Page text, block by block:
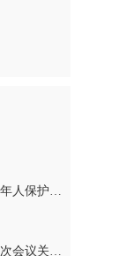
湖南省实施《中华人民共和国未成年人保护法》若干规定
湖南省第十四届人民代表大会第二次会议关于湖南省人民代表大会常务委员会工作报告的决议